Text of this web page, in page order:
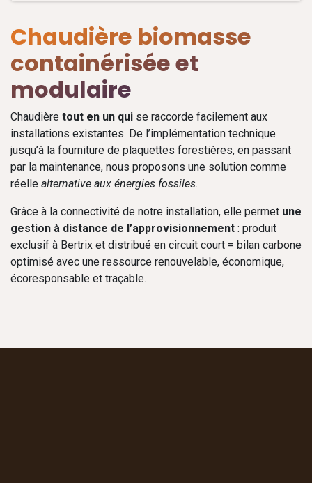
Chaudière biomasse
containérisée et
modulaire
Chaudière tout en un qui se raccorde facilement aux
installations existantes. De l’implémentation technique
jusqu’à la fourniture de plaquettes forestières, en passant
par la maintenance, nous proposons une solution comme
réelle alternative aux énergies fossiles.
Grâce à la connectivité de notre installation, elle permet une
gestion à distance de l’approvisionnement : produit
exclusif à Bertrix et distribué en circuit court = bilan carbone
optimisé avec une ressource renouvelable, économique,
écoresponsable et traçable.